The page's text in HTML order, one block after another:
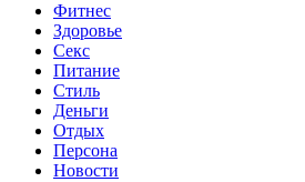
Фитнес
Здоровье
Секс
Питание
Стиль
Деньги
Отдых
Персона
Новости